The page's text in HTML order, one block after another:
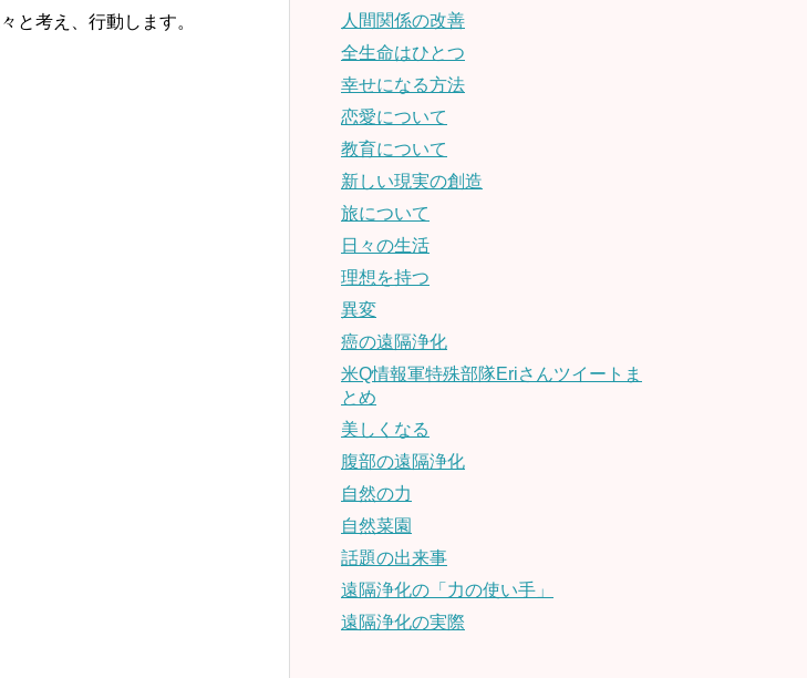
と考え、行動します。
人間関係の改善
全生命はひとつ
幸せになる方法
恋愛について
教育について
新しい現実の創造
旅について
日々の生活
理想を持つ
異変
癌の遠隔浄化
米Q情報軍特殊部隊Eriさんツイートま
とめ
美しくなる
腹部の遠隔浄化
自然の力
自然菜園
話題の出来事
遠隔浄化の「力の使い手」
遠隔浄化の実際